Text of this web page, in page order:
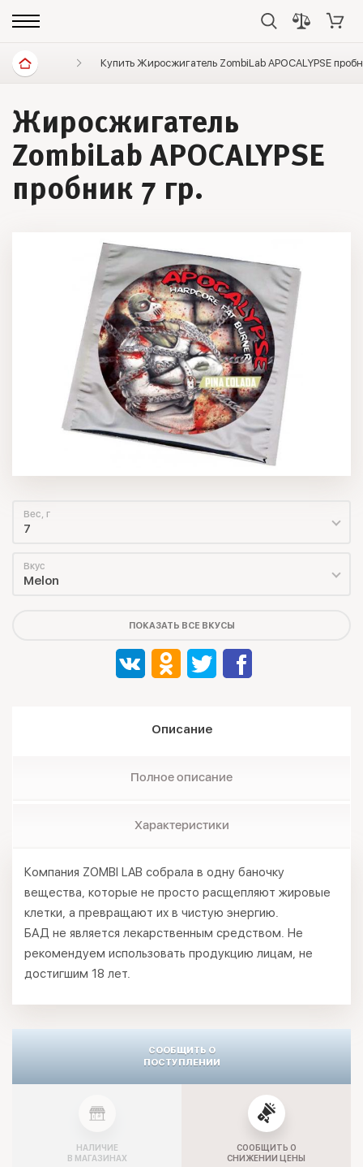
Спортивное питание Жиросжигатели
Купить Жиросжигатель ZombiLab APOCALYPSE
Жиросжигатель
ZombiLab APOCALYPSE
пробник 7 гр.
Вес, г
7
Вкус
Melon
ПОКАЗАТЬ ВСЕ ВКУСЫ
Описание
Полное описание
Характеристики
Компания ZOMBI LAB собрала в одну баночку
вещества, которые не просто расщепляют жировые
клетки, а превращают их в чистую энергию.
БАД не является лекарственным средством. Не
рекомендуем использовать продукцию лицам, не
достигшим 18 лет.
СООБЩИТЬ О
ПОСТУПЛЕНИИ
НАЛИЧИЕ
В МАГАЗИНАХ
СООБЩИТЬ О
СНИЖЕНИИ ЦЕНЫ